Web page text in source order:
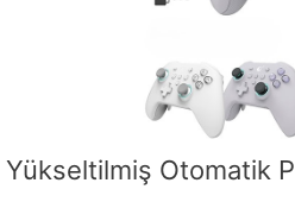
Yükseltilmiş Otomatik